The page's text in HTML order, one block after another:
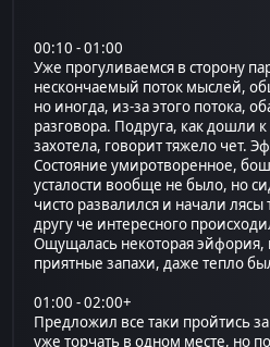
00:10 - 01:00
Уже прогуливаемся в сторону
нескончаемый поток мыслей,
но иногда, из-за этого потока,
разговора. Подруга, как дошли к
захотела, говорит тяжело чет.
Состояние умиротворенное,
усталости вообще не было, но
чисто развалился и начали лясы
другу че интересного
Ощущалась некоторая эйфория,
приятные запахи, даже тепло
01:00 - 02:00+
Предложил все таки пройтись
уже торчать в одном месте, но